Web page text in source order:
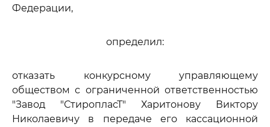
Федерации,
определил:
отказать конкурсному управляющему
обществом с ограниченной ответственностью
"Завод "СтиропласТ" Харитонову Виктору
Николаевичу в передаче его кассационной